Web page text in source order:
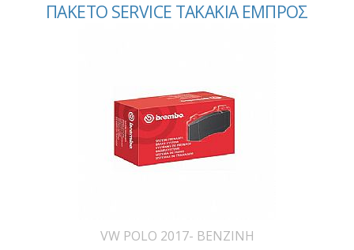
ΠΑΚΕΤΟ SERVICE ΤΑΚΑΚΙΑ ΕΜΠΡΟΣ
VW POLO 2017- BENZINH